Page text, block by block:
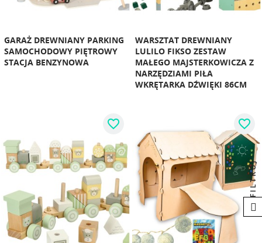
GARAŻ DREWNIANY PARKING
SAMOCHODOWY PIĘTROWY
STACJA BENZYNOWA
WARSZTAT DREWNIANY
LULILO FIKSO ZESTAW
MAŁEGO MAJSTERKOWICZA Z
NARZĘDZIAMI PIŁA
WKRĘTARKA DŹWIĘKI 86CM
favorite_border favorite_border
FILTRUJ